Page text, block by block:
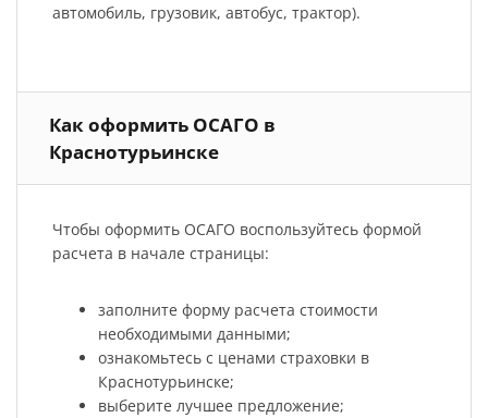
автомобиль, грузовик, автобус, трактор).
Как оформить ОСАГО в
Краснотурьинске
Чтобы оформить ОСАГО воспользуйтесь формой
расчета в начале страницы:
заполните форму расчета стоимости
необходимыми данными;
ознакомьтесь с ценами страховки в
Краснотурьинске;
выберите лучшее предложение;